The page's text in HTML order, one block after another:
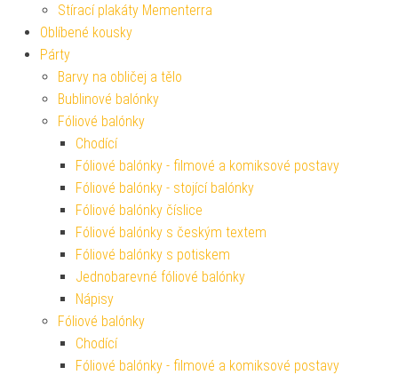
Stírací plakáty Mementerra
Oblíbené kousky
Párty
Barvy na obličej a tělo
Bublinové balónky
Fóliové balónky
Chodící
Fóliové balónky - filmové a komiksové postavy
Fóliové balónky - stojící balónky
Fóliové balónky číslice
Fóliové balónky s českým textem
Fóliové balónky s potiskem
Jednobarevné fóliové balónky
Nápisy
Fóliové balónky
Chodící
Fóliové balónky - filmové a komiksové postavy